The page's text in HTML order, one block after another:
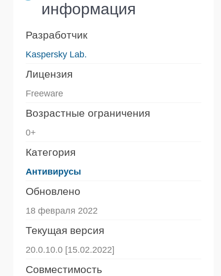
информация
Разработчик
Kaspersky Lab.
Лицензия
Freeware
Возрастные ограничения
0+
Категория
Антивирусы
Обновлено
18 февраля 2022
Текущая версия
20.0.10.0 [15.02.2022]
Совместимость